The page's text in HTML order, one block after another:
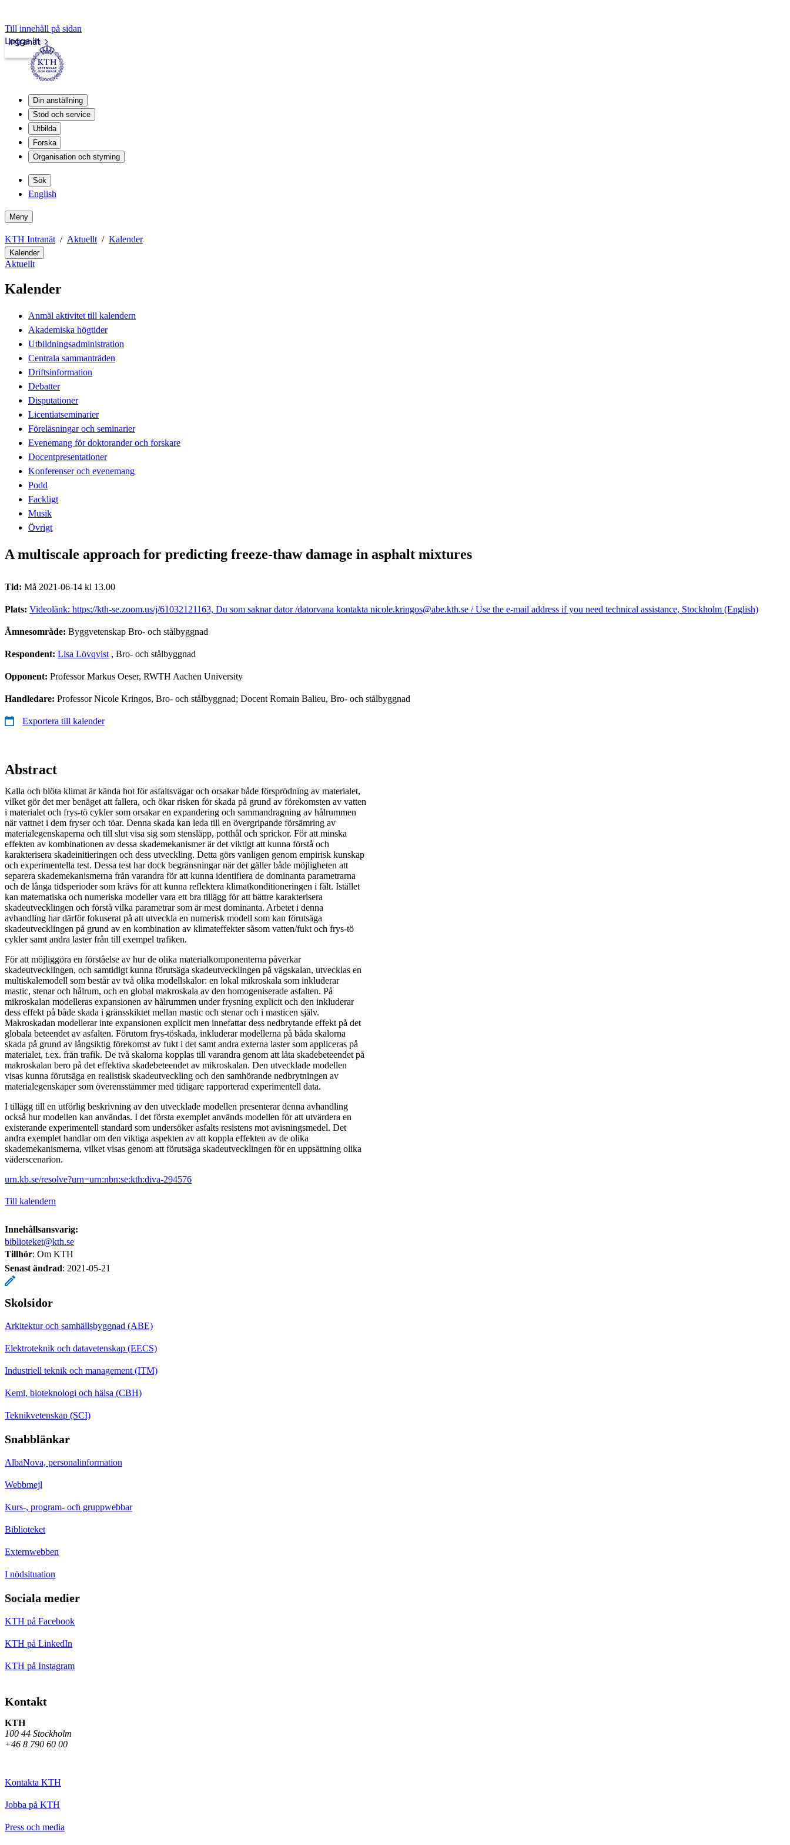
Till innehåll på sidan
Intranät
Logga in
Din anställning
Stöd och service
Utbilda
Forska
Organisation och styrning
Sök
English
Meny
KTH Intranät Aktuellt Kalender
Kalender
Aktuellt
Kalender
Anmäl aktivitet till kalendern
Akademiska högtider
Utbildningsadministration
Centrala sammanträden
Driftsinformation
Debatter
Disputationer
Licentiatseminarier
Föreläsningar och seminarier
Evenemang för doktorander och forskare
Docentpresentationer
Konferenser och evenemang
Podd
Fackligt
Musik
Övrigt
A multiscale approach for predicting freeze-thaw damage in asphalt mixtures
Tid: Må 2021-06-14 kl 13.00
Plats: Videolänk: https://kth-se.zoom.us/j/61032121163, Du som saknar dator /datorvana kontakta nicole.kringos@abe.kth.se / Use the e-mail address if you need technical assistance, Stockholm (English)
Ämnesområde: Byggvetenskap Bro- och stålbyggnad
Respondent: Lisa Lövqvist , Bro- och stålbyggnad
Opponent: Professor Markus Oeser, RWTH Aachen University
Handledare: Professor Nicole Kringos, Bro- och stålbyggnad; Docent Romain Balieu, Bro- och stålbyggnad
Exportera till kalender
Abstract
Kalla och blöta klimat är kända hot för asfaltsvägar och orsakar både försprödning av materialet,
vilket gör det mer benäget att fallera, och ökar risken för skada på grund av förekomsten av vatten
i materialet och frys-tö cykler som orsakar en expandering och sammandragning av hålrummen
när vattnet i dem fryser och töar. Denna skada kan leda till en övergripande försämring av
materialegenskaperna och till slut visa sig som stensläpp, potthål och sprickor. För att minska
effekten av kombinationen av dessa skademekanismer är det viktigt att kunna förstå och
karakterisera skadeinitieringen och dess utveckling. Detta görs vanligen genom empirisk kunskap
och experimentella test. Dessa test har dock begränsningar när det gäller både möjligheten att
separera skademekanismerna från varandra för att kunna identifiera de dominanta parametrarna
och de långa tidsperioder som krävs för att kunna reflektera klimatkonditioneringen i fält. Istället
kan matematiska och numeriska modeller vara ett bra tillägg för att bättre karakterisera
skadeutvecklingen och förstå vilka parametrar som är mest dominanta. Arbetet i denna
avhandling har därför fokuserat på att utveckla en numerisk modell som kan förutsäga
skadeutvecklingen på grund av en kombination av klimateffekter såsom vatten/fukt och frys-tö
cykler samt andra laster från till exempel trafiken.
För att möjliggöra en förståelse av hur de olika materialkomponenterna påverkar
skadeutvecklingen, och samtidigt kunna förutsäga skadeutvecklingen på vägskalan, utvecklas en
multiskalemodell som består av två olika modellskalor: en lokal mikroskala som inkluderar
mastic, stenar och hålrum, och en global makroskala av den homogeniserade asfalten. På
mikroskalan modelleras expansionen av hålrummen under frysning explicit och den inkluderar
dess effekt på både skada i gränsskiktet mellan mastic och stenar och i masticen själv.
Makroskadan modellerar inte expansionen explicit men innefattar dess nedbrytande effekt på det
globala beteendet av asfalten. Förutom frys-töskada, inkluderar modellerna på båda skalorna
skada på grund av långsiktig förekomst av fukt i det samt andra externa laster som appliceras på
materialet, t.ex. från trafik. De två skalorna kopplas till varandra genom att låta skadebeteendet på
makroskalan bero på det effektiva skadebeteendet av mikroskalan. Den utvecklade modellen
visas kunna förutsäga en realistisk skadeutveckling och den samhörande nedbrytningen av
materialegenskaper som överensstämmer med tidigare rapporterad experimentell data.
I tillägg till en utförlig beskrivning av den utvecklade modellen presenterar denna avhandling
också hur modellen kan användas. I det första exemplet används modellen för att utvärdera en
existerande experimentell standard som undersöker asfalts resistens mot avisningsmedel. Det
andra exemplet handlar om den viktiga aspekten av att koppla effekten av de olika
skademekanismerna, vilket visas genom att förutsäga skadeutvecklingen för en uppsättning olika
väderscenarion.
urn.kb.se/resolve?urn=urn:nbn:se:kth:diva-294576
Till kalendern
Innehållsansvarig:
biblioteket@kth.se
Tillhör: Om KTH
Senast ändrad: 2021-05-21
Skolsidor
Arkitektur och samhällsbyggnad (ABE)
Elektroteknik och datavetenskap (EECS)
Industriell teknik och management (ITM)
Kemi, bioteknologi och hälsa (CBH)
Teknikvetenskap (SCI)
Snabblänkar
AlbaNova, personalinformation
Webbmejl
Kurs-, program- och gruppwebbar
Biblioteket
Externwebben
I nödsituation
Sociala medier
KTH på Facebook
KTH på LinkedIn
KTH på Instagram
Kontakt
KTH
100 44 Stockholm
+46 8 790 60 00
Kontakta KTH
Jobba på KTH
Press och media